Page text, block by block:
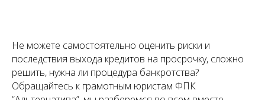
Не можете самостоятельно оценить риски и
последствия выхода кредитов на просрочку, сложно
решить, нужна ли процедура банкротства?
Обращайтесь к грамотным юристам ФПК